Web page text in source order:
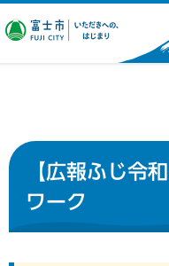
富士市 いただ
【広報ふじ令
ワーク